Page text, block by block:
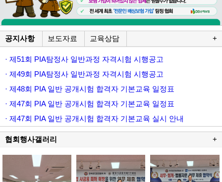
공지사항 보도자료 교육상담 +
· 제51회 PIA탐정사 일반과정 자격시험 시행공고
· 제49회 PIA탐정사 일반과정 자격시험 시행공고
· 제48회 PIA 일반 공개시험 합격자 기본교육 일정표
· 제47회 PIA 일반 공개시험 합격자 기본교육 일정표
· 제47회 PIA 일반 공개시험 합격자 기본교육 실시 안내
협회행사갤러리 +